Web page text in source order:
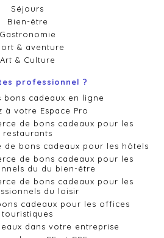
Séjours
Bien-être
Gastronomie
& aventure
Art & Culture
professionnel ?
bons cadeaux en ligne
à votre Espace Pro
de bons cadeaux pour les
restaurants
de bons cadeaux pour les hôtels
de bons cadeaux pour les
du du bien-être
de bons cadeaux pour les
du loisir
cadeaux pour les offices
touristiques
dans votre entreprise